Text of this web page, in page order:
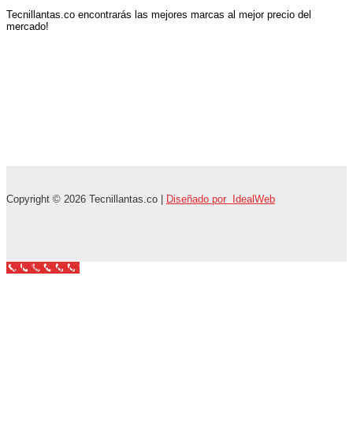
Tecnillantas.co encontrarás las mejores marcas al mejor precio del
mercado!
Copyright © 2026 Tecnillantas.co | Diseñado por IdealWeb
Call Now Button